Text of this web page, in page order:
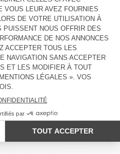
12 août et le vendredi 14
AU PANIER